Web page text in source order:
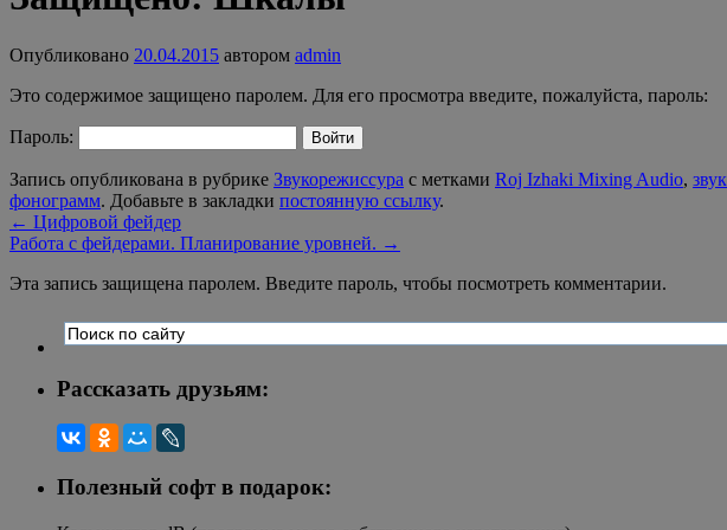
Опубликовано 20.04.2015 автором admin
Это содержимое защищено паролем. Для его просмотра введите, пожалуйста, пароль:
Пароль:
Запись опубликована в рубрике Звукорежиссура с метками Roj Izhaki Mixing Audio, звук
фонограмм. Добавьте в закладки постоянную ссылку.
← Цифровой фейдер
Работа с фейдерами. Планирование уровней. →
Эта запись защищена паролем. Введите пароль, чтобы посмотреть комментарии.
Рассказать друзьям:
Полезный софт в подарок: